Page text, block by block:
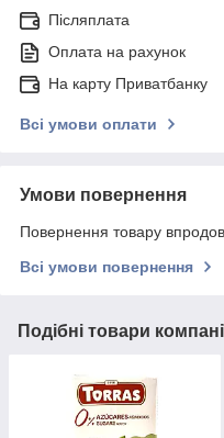
Післяплата
Оплата на рахунок
На карту Приватбанку
Всі умови оплати
Умови повернення
Повернення товару
Всі умови повернення
Подібні товари